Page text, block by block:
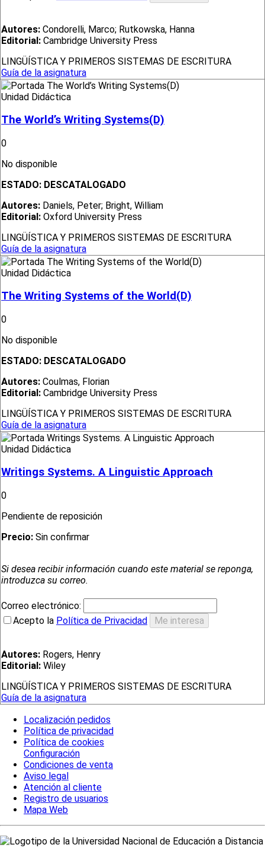
Autores: Condorelli, Marco; Rutkowska, Hanna
Editorial: Cambridge University Press
LINGÜÍSTICA Y PRIMEROS SISTEMAS DE ESCRITURA
Guía de la asignatura
Unidad Didáctica
The World’s Writing Systems(D)
0
No disponible
ESTADO: DESCATALOGADO
Autores: Daniels, Peter; Bright, William
Editorial: Oxford University Press
LINGÜÍSTICA Y PRIMEROS SISTEMAS DE ESCRITURA
Guía de la asignatura
Unidad Didáctica
The Writing Systems of the World(D)
0
No disponible
ESTADO: DESCATALOGADO
Autores: Coulmas, Florian
Editorial: Cambridge University Press
LINGÜÍSTICA Y PRIMEROS SISTEMAS DE ESCRITURA
Guía de la asignatura
Unidad Didáctica
Writings Systems. A Linguistic Approach
0
Pendiente de reposición
Precio: Sin confirmar
Si desea recibir información cuando este material se reponga,
introduzca su correo.
Correo electrónico:
Acepto la Política de Privacidad
Autores: Rogers, Henry
Editorial: Wiley
LINGÜÍSTICA Y PRIMEROS SISTEMAS DE ESCRITURA
Guía de la asignatura
Localización pedidos
Política de privacidad
Política de cookies
Configuración
Condiciones de venta
Aviso legal
Atención al cliente
Registro de usuarios
Mapa Web